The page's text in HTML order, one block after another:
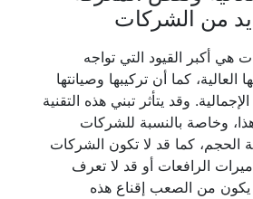
من الشركات
هي أكبر القيود التي تواجه
كما أن تركيبها وصيانتها
وقد يتأثر تبني هذه التقنية
وخاصة بالنسبة للشركات
الحجم، كما قد لا تكون الشركات
الرافعات أو قد لا تعرف
يكون من الصعب إقناع هذه